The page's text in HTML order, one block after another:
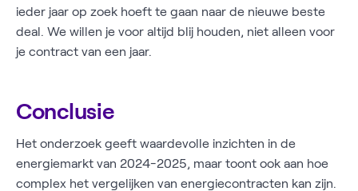
ieder jaar op zoek hoeft te gaan naar de nieuwe beste
deal. We willen je voor altijd blij houden, niet alleen voor
je contract van een jaar.
Conclusie
Het onderzoek geeft waardevolle inzichten in de
energiemarkt van 2024-2025, maar toont ook aan hoe
complex het vergelijken van energiecontracten kan zijn.